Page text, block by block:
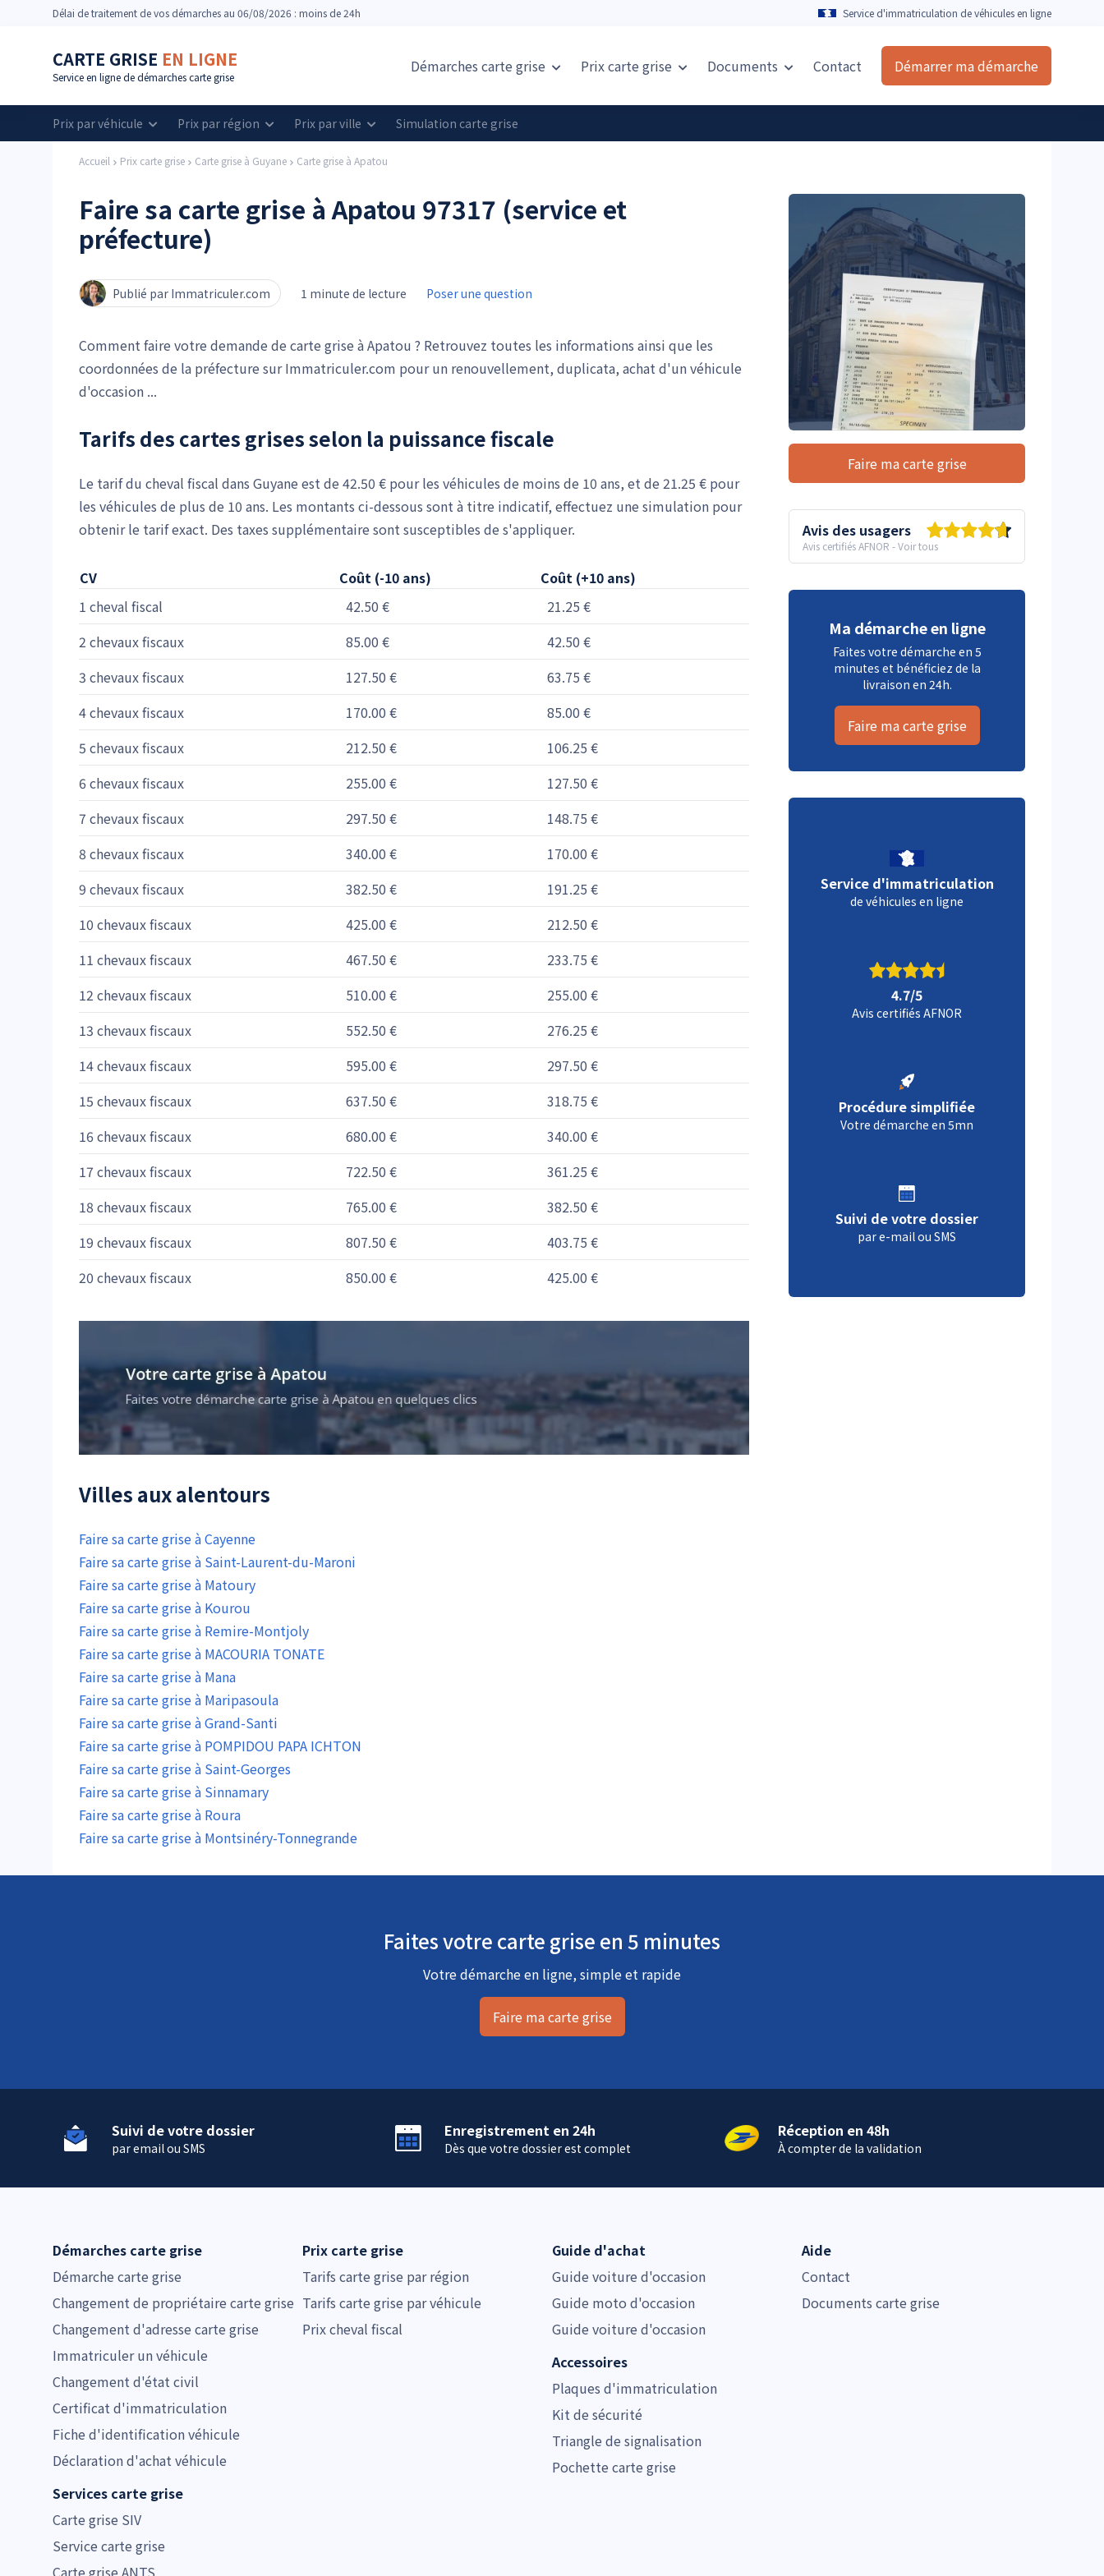
Délai de traitement de vos démarches au 06/08/2026 : moins de 24h Service d'immatriculation de véhicules en ligne
CARTE GRISE EN LIGNE
Service en ligne de démarches carte grise
Démarches carte grise Prixcarte grise Documents Contact Démarrer ma démarche
Prix par véhicule Prix par région Prix par ville Simulation carte grise
Accueil Prix carte grise Carte grise à Guyane Carte grise à Apatou
Faire sa carte grise à Apatou 97317 (service et
préfecture)
Publié par Immatriculer.com 1 minute de lecture Poser une question
Comment faire votre demande de carte grise à Apatou ? Retrouvez toutes les informations ainsi que les
coordonnées de la préfecture sur Immatriculer.com pour un renouvellement, duplicata, achat d'un véhicule
d'occasion ...
Tarifs des cartes grises selon la puissance fiscale
Le tarif du cheval fiscal dans Guyane est de 42.50 € pour les véhicules de moins de 10 ans, et de 21.25 € pour
les véhicules de plus de 10 ans. Les montants ci-dessous sont à titre indicatif, effectuez une simulation pour
obtenir le tarif exact. Des taxes supplémentaire sont susceptibles de s'appliquer.
CV Coût (-10 ans)
Coût (+10 ans)
1 cheval fiscal
42.50 €
21.25 €
2 chevaux fiscaux
85.00 €
42.50 €
3 chevaux fiscaux
127.50 €
63.75 €
4 chevaux fiscaux
170.00 €
85.00 €
5 chevaux fiscaux
212.50 €
106.25 €
6 chevaux fiscaux
255.00 €
127.50 €
7 chevaux fiscaux
297.50 €
148.75 €
8 chevaux fiscaux
340.00 €
170.00 €
9 chevaux fiscaux
382.50 €
191.25 €
10 chevaux fiscaux
425.00 €
212.50 €
11 chevaux fiscaux
467.50 €
233.75 €
12 chevaux fiscaux
510.00 €
255.00 €
13 chevaux fiscaux
552.50 €
276.25 €
14 chevaux fiscaux
595.00 €
297.50 €
15 chevaux fiscaux
637.50 €
318.75 €
16 chevaux fiscaux
680.00 €
340.00 €
17 chevaux fiscaux
722.50 €
361.25 €
18 chevaux fiscaux
765.00 €
382.50 €
19 chevaux fiscaux
807.50 €
403.75 €
20 chevaux fiscaux
850.00 € 425.00 €
Villes aux alentours
Faire sa carte grise à Cayenne
Faire sa carte grise à Saint-Laurent-du-Maroni
Faire sa carte grise à Matoury
Faire sa carte grise à Kourou
Faire sa carte grise à Remire-Montjoly
Faire sa carte grise à MACOURIA TONATE
Faire sa carte grise à Mana
Faire sa carte grise à Maripasoula
Faire sa carte grise à Grand-Santi
Faire sa carte grise à POMPIDOU PAPA ICHTON
Faire sa carte grise à Saint-Georges
Faire sa carte grise à Sinnamary
Faire sa carte grise à Roura
Faire sa carte grise à Montsinéry-Tonnegrande
Faire ma carte grise
Avis des usagers
Avis certifiés AFNOR -Voir tous
Ma démarche en ligne
Faites votre démarche en 5
minutes et bénéficiez de la
livraison en 24h.
Faire ma carte grise
Service d'immatriculation
de véhicules en ligne
4.7/5
Avis certifiés AFNOR
Procédure simplifiée
Votre démarche en 5mn
Suivi de votre dossier
par e-mail ou SMS
Faites votre carte grise en 5 minutes
Votre démarche en ligne, simple et rapide
Faire ma carte grise
Suivi de votre dossier
par email ou SMS
Enregistrement en 24h
Dès que votre dossier est complet
Réception en 48h
À compter de la validation
Démarches carte grise
Démarche carte grise
Changement de propriétaire carte grise
Changement d'adresse carte grise
Immatriculer un véhicule
Changement d'état civil
Certificat d'immatriculation
Fiche d'identification véhicule
Déclaration d'achat véhicule
Services carte grise
Carte grise SIV
Service carte grise
Carte grise ANTS
Prix carte grise
Tarifs carte grise par région
Tarifs carte grise par véhicule
Prix cheval fiscal
Guide d'achat
Guide voiture d'occasion
Guide moto d'occasion
Guide voiture d'occasion
Accessoires
Plaques d'immatriculation
Kit de sécurité
Triangle de signalisation
Pochette carte grise
Aide
Contact
Documents carte grise